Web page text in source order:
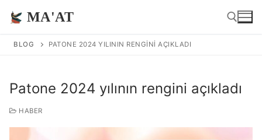
atla
MA'AT
BLOG PATONE 2024 YILININ RENGINI AÇIKLADI
Patone 2024 yılının rengini açıkladı
HABER